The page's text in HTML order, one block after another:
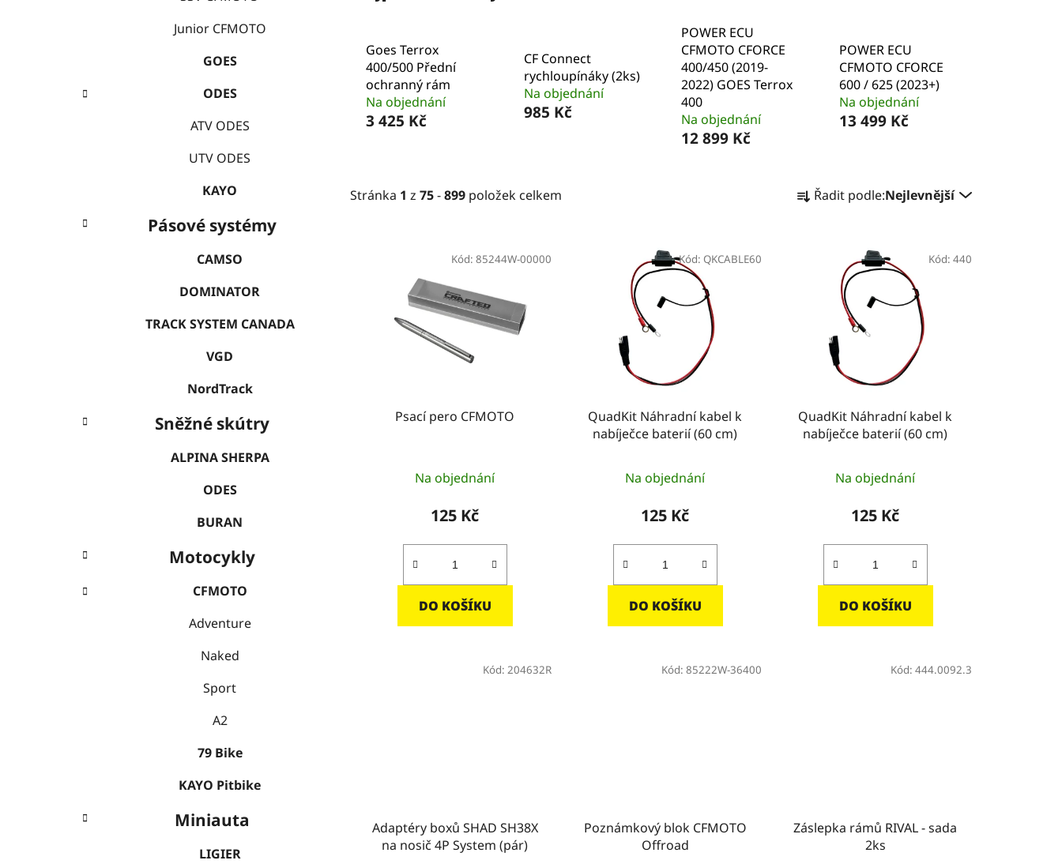
Junior CFMOTO
GOES
ODES
ATV ODES
UTV ODES
KAYO
Pásové systémy
CAMSO
DOMINATOR
TRACK SYSTEM CANADA
VGD
NordTrack
Sněžné skútry
ALPINA SHERPA
ODES
BURAN
Motocykly
CFMOTO
Adventure
Naked
Sport
A2
79 Bike
KAYO Pitbike
Miniauta
LIGIER
Goes Terrox
400/500 Přední
ochranný rám
Na objednání
3 425 Kč
CF Connect
rychloupínáky (2ks)
Na objednání
985 Kč
POWER ECU
CFMOTO CFORCE
400/450 (2019-
2022) GOES Terrox
400
Na objednání
12 899 Kč
POWER ECU
CFMOTO CFORCE
600 / 625 (2023+)
Na objednání
13 499 Kč
Stránka 1 z 75-899 položek celkem a
k
t
Řadit podle:Nejlevnější
Psací pero CFMOTO
Na objednání
125 Kč
DO KOŠÍKU
Kód: 85244W-00000
QuadKit Náhradní kabel k
nabíječce baterií (60 cm)
Na objednání
125 Kč
DO KOŠÍKU
Kód: QKCABLE60
QuadKit Náhradní kabel k
nabíječce baterií (60 cm)
Na objednání
125 Kč
DO KOŠÍKU
Kód: 440
Adaptéry boxů SHAD SH38X
na nosič 4P System (pár)
Kód: 204632R
Poznámkový blok CFMOTO
Offroad
Kód: 85222W-36400
Záslepka rámů RIVAL - sada
2ks
Kód: 444.0092.3